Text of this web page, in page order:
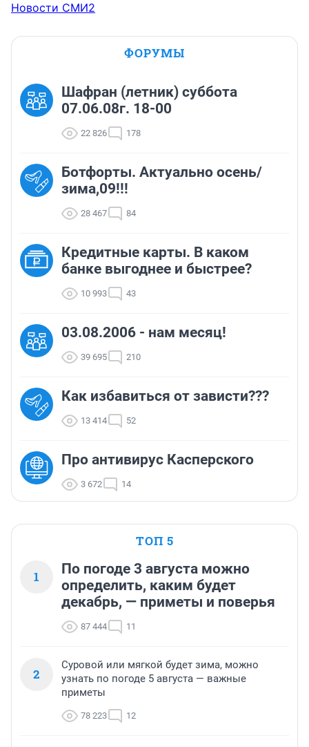
Новости СМИ2
ФОРУМЫ
Шафран (летник) суббота
07.06.08г. 18-00
22 826 178
Ботфорты. Актуально осень/
зима,09!!!
28 467 84
Кредитные карты. В каком
банке выгоднее и быстрее?
10 993 43
03.08.2006 - нам месяц!
39 695 210
Как избавиться от зависти???
13 414 52
Про антивирус Касперского
3 672 14
ТОП 5
1
По погоде 3 августа можно
определить, каким будет
декабрь, — приметы и поверья
87 444 11
2
Суровой или мягкой будет зима, можно
узнать по погоде 5 августа — важные
приметы
78 223 12